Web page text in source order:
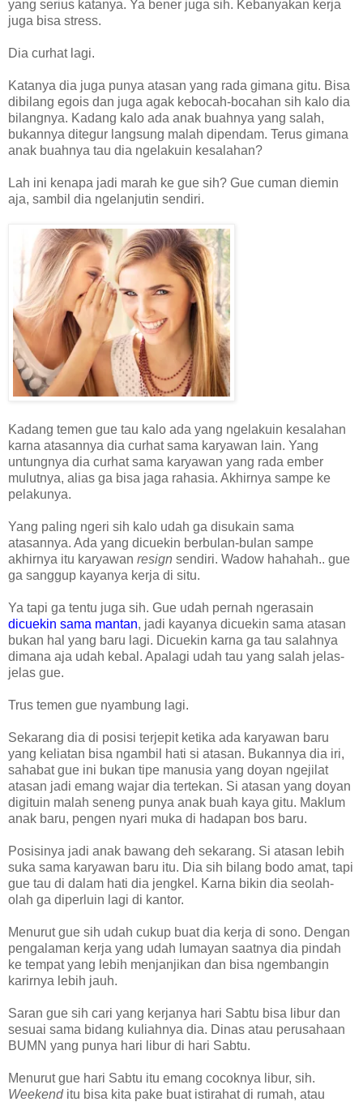
yang serius katanya. Ya bener juga sih. Kebanyakan kerja
juga bisa stress.
Dia curhat lagi.
Katanya dia juga punya atasan yang rada gimana gitu. Bisa
dibilang egois dan juga agak kebocah-bocahan sih kalo dia
bilangnya. Kadang kalo ada anak buahnya yang salah,
bukannya ditegur langsung malah dipendam. Terus gimana
anak buahnya tau dia ngelakuin kesalahan?
Lah ini kenapa jadi marah ke gue sih? Gue cuman diemin
aja, sambil dia ngelanjutin sendiri.
Kadang temen gue tau kalo ada yang ngelakuin kesalahan
karna atasannya dia curhat sama karyawan lain. Yang
untungnya dia curhat sama karyawan yang rada ember
mulutnya, alias ga bisa jaga rahasia. Akhirnya sampe ke
pelakunya.
Yang paling ngeri sih kalo udah ga disukain sama
atasannya. Ada yang dicuekin berbulan-bulan sampe
akhirnya itu karyawan resign sendiri. Wadow hahahah.. gue
ga sanggup kayanya kerja di situ.
Ya tapi ga tentu juga sih. Gue udah pernah ngerasain
dicuekin sama mantan, jadi kayanya dicuekin sama atasan
bukan hal yang baru lagi. Dicuekin karna ga tau salahnya
dimana aja udah kebal. Apalagi udah tau yang salah jelas-
jelas gue.
Trus temen gue nyambung lagi.
Sekarang dia di posisi terjepit ketika ada karyawan baru
yang keliatan bisa ngambil hati si atasan. Bukannya dia iri,
sahabat gue ini bukan tipe manusia yang doyan ngejilat
atasan jadi emang wajar dia tertekan. Si atasan yang doyan
digituin malah seneng punya anak buah kaya gitu. Maklum
anak baru, pengen nyari muka di hadapan bos baru.
Posisinya jadi anak bawang deh sekarang. Si atasan lebih
suka sama karyawan baru itu. Dia sih bilang bodo amat, tapi
gue tau di dalam hati dia jengkel. Karna bikin dia seolah-
olah ga diperluin lagi di kantor.
Menurut gue sih udah cukup buat dia kerja di sono. Dengan
pengalaman kerja yang udah lumayan saatnya dia pindah
ke tempat yang lebih menjanjikan dan bisa ngembangin
karirnya lebih jauh.
Saran gue sih cari yang kerjanya hari Sabtu bisa libur dan
sesuai sama bidang kuliahnya dia. Dinas atau perusahaan
BUMN yang punya hari libur di hari Sabtu.
Menurut gue hari Sabtu itu emang cocoknya libur, sih.
Weekend itu bisa kita pake buat istirahat di rumah, atau